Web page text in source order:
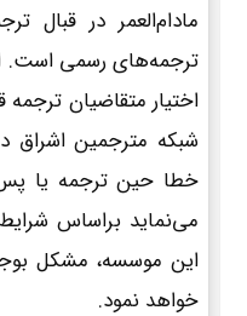
مادام‌العمر در قبال
ترجمه‌های رسمی است.
اختیار متقاضیان
شبکه مترجمین اشراق
خطا حین ترجمه یا پس
می‌نماید براساس
این موسسه، مشکل
خواهد نمود.